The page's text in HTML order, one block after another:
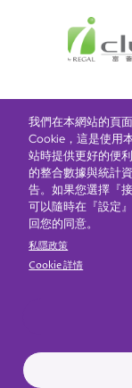
富豪酒店主
Footer
無障
我們在本網站的頁
Cookie，這是使用
站時提供更好的便
的整合數據與統計
告。如果您選擇『
可以隨時在『設定
回您的同意。
私隱政策
Cookie 詳情